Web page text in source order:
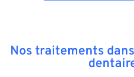
Nos traitements